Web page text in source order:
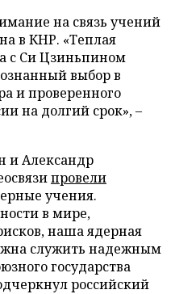
на связь учений
в КНР. «Теплая
с Си Цзиньпином
выбор в
и проверенного
на долгий срок», –
и Александр
провели
учения.
в мире,
наша ядерная
служить надежным
государства
российский